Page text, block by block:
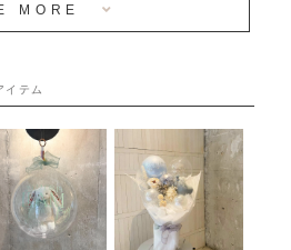
ーヨークスタイルバルーン
ビス
ティバルーン特集
江店・名古屋 星ヶ丘店・滋賀 配送
基地店-
MORE
イテム